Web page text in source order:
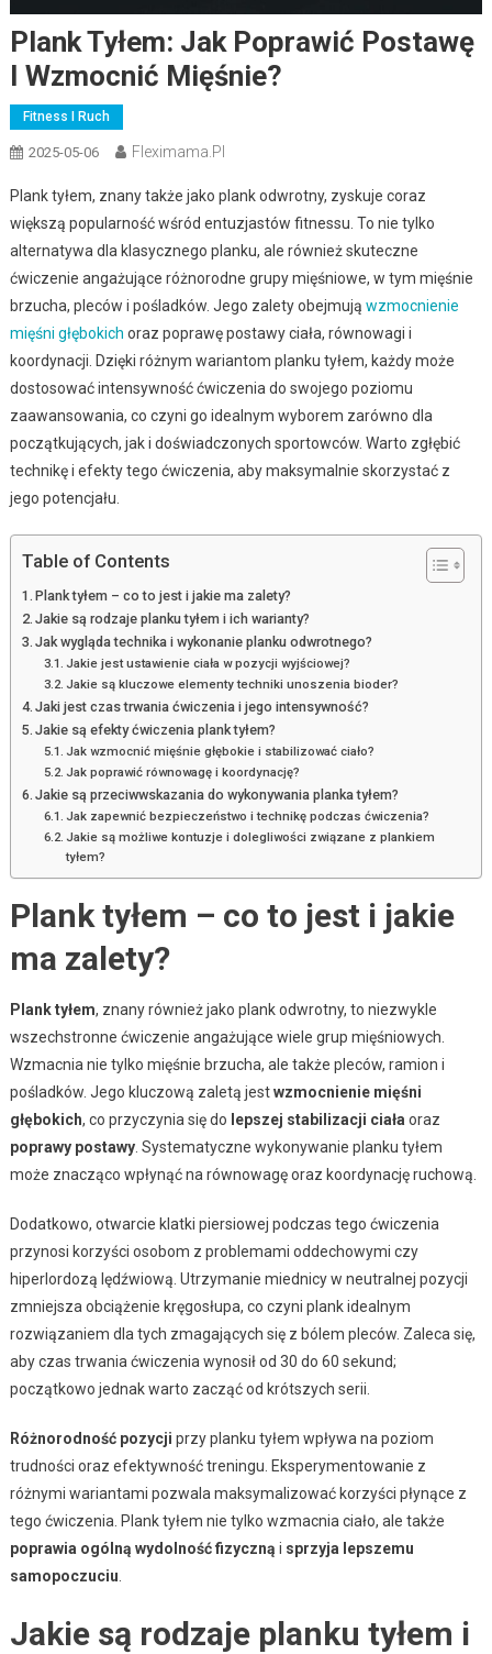
Plank Tyłem: Jak Poprawić Postawę
I Wzmocnić Mięśnie?
Fitness I Ruch
2025-05-06 Fleximama.pl
Plank tyłem, znany także jako plank odwrotny, zyskuje coraz
większą popularność wśród entuzjastów fitnessu. To nie tylko
alternatywa dla klasycznego planku, ale również skuteczne
ćwiczenie angażujące różnorodne grupy mięśniowe, w tym mięśnie
brzucha, pleców i pośladków. Jego zalety obejmują wzmocnienie
mięśni głębokich oraz poprawę postawy ciała, równowagi i
koordynacji. Dzięki różnym wariantom planku tyłem, każdy może
dostosować intensywność ćwiczenia do swojego poziomu
zaawansowania, co czyni go idealnym wyborem zarówno dla
początkujących, jak i doświadczonych sportowców. Warto zgłębić
technikę i efekty tego ćwiczenia, aby maksymalnie skorzystać z
jego potencjału.
Table of Contents
Plank tyłem – co to jest i jakie ma zalety?
Jakie są rodzaje planku tyłem i ich warianty?
Jak wygląda technika i wykonanie planku odwrotnego?
Jakie jest ustawienie ciała w pozycji wyjściowej?
Jakie są kluczowe elementy techniki unoszenia bioder?
Jaki jest czas trwania ćwiczenia i jego intensywność?
Jakie są efekty ćwiczenia plank tyłem?
Jak wzmocnić mięśnie głębokie i stabilizować ciało?
Jak poprawić równowagę i koordynację?
Jakie są przeciwwskazania do wykonywania planka tyłem?
Jak zapewnić bezpieczeństwo i technikę podczas ćwiczenia?
Jakie są możliwe kontuzje i dolegliwości związane z plankiem
tyłem?
Plank tyłem – co to jest i jakie
ma zalety?
Plank tyłem, znany również jako plank odwrotny, to niezwykle
wszechstronne ćwiczenie angażujące wiele grup mięśniowych.
Wzmacnia nie tylko mięśnie brzucha, ale także pleców, ramion i
pośladków. Jego kluczową zaletą jestwzmocnienie mięśni
głębokich, co przyczynia się do lepszej stabilizacji ciała oraz
poprawy postawy. Systematyczne wykonywanie planku tyłem
może znacząco wpłynąć na równowagę oraz koordynację ruchową.
Dodatkowo, otwarcie klatki piersiowej podczas tego ćwiczenia
przynosi korzyści osobom z problemami oddechowymi czy
hiperlordozą lędźwiową. Utrzymanie miednicy w neutralnej pozycji
zmniejsza obciążenie kręgosłupa, co czyni plank idealnym
rozwiązaniem dla tych zmagających się z bólem pleców. Zaleca się,
aby czas trwania ćwiczenia wynosił od 30 do 60 sekund;
początkowo jednak warto zacząć od krótszych serii.
Różnorodność pozycji przy planku tyłem wpływa na poziom
trudności oraz efektywność treningu. Eksperymentowanie z
różnymi wariantami pozwala maksymalizować korzyści płynące z
tego ćwiczenia. Plank tyłem nie tylko wzmacnia ciało, ale także
poprawia ogólną wydolność fizyczną i sprzyja lepszemu
samopoczuciu
Jakie są rodzaje planku tyłem i